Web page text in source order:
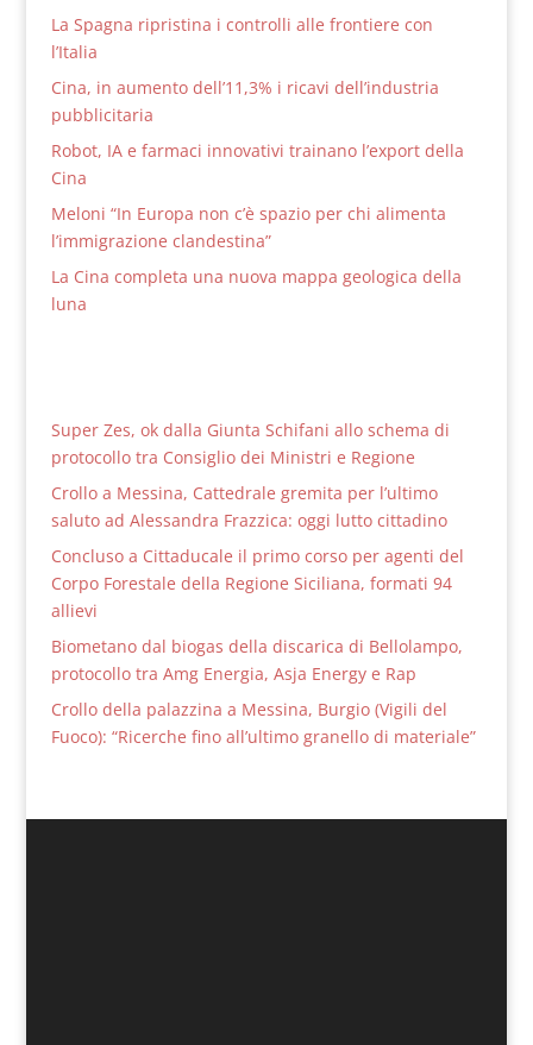
La Spagna ripristina i controlli alle frontiere con
l’Italia
Cina, in aumento dell’11,3% i ricavi dell’industria
pubblicitaria
Robot, IA e farmaci innovativi trainano l’export della
Cina
Meloni “In Europa non c’è spazio per chi alimenta
l’immigrazione clandestina”
La Cina completa una nuova mappa geologica della
luna
Super Zes, ok dalla Giunta Schifani allo schema di
protocollo tra Consiglio dei Ministri e Regione
Crollo a Messina, Cattedrale gremita per l’ultimo
saluto ad Alessandra Frazzica: oggi lutto cittadino
Concluso a Cittaducale il primo corso per agenti del
Corpo Forestale della Regione Siciliana, formati 94
allievi
Biometano dal biogas della discarica di Bellolampo,
protocollo tra Amg Energia, Asja Energy e Rap
Crollo della palazzina a Messina, Burgio (Vigili del
Fuoco): “Ricerche fino all’ultimo granello di materiale”